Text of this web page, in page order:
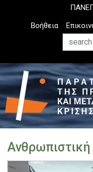
Top
Header
Βοήθεια